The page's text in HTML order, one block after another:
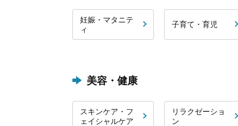
妊娠・マタニテ
ィ
子育て・育児
美容・健康
スキンケア・フ
ェイシャルケア
リラクゼーショ
ン